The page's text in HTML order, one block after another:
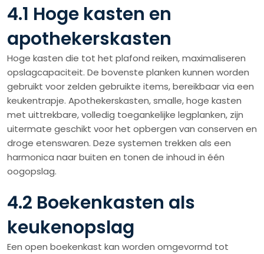
4.1 Hoge kasten en
apothekerskasten
Hoge kasten die tot het plafond reiken, maximaliseren
opslagcapaciteit. De bovenste planken kunnen worden
gebruikt voor zelden gebruikte items, bereikbaar via een
keukentrapje. Apothekerskasten, smalle, hoge kasten
met uittrekbare, volledig toegankelijke legplanken, zijn
uitermate geschikt voor het opbergen van conserven en
droge etenswaren. Deze systemen trekken als een
harmonica naar buiten en tonen de inhoud in één
oogopslag.
4.2 Boekenkasten als
keukenopslag
Een open boekenkast kan worden omgevormd tot